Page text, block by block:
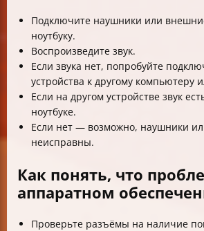
Подключите наушники или
ноутбуку.
Воспроизведите звук.
Если звука нет, попробуйте
устройства к другому компьютеру
Если на другом устройстве звук
ноутбуке.
Если нет — возможно, наушники
неисправны.
Как понять, что
аппаратном
Проверьте разъёмы на наличие